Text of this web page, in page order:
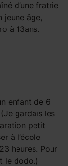
d’une fratrie
jeune âge,
à 13ans.
enfant de 6
(Je gardais les
petit
à l’école
heures. Pour
le dodo.)